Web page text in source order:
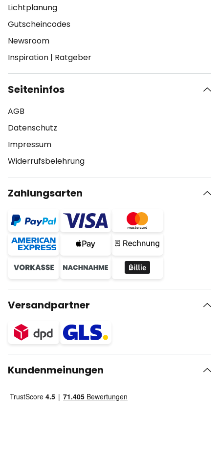
Lichtplanung
Gutscheincodes
Newsroom
Inspiration | Ratgeber
Seiteninfos
AGB
Datenschutz
Impressum
Widerrufsbelehrung
Zahlungsarten
Versandpartner
Kundenmeinungen